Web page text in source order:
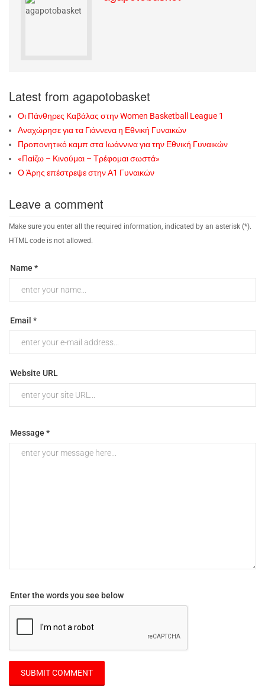
Latest from agapotobasket
Οι Πάνθηρες Καβάλας στην Women Basketball League 1
Αναχώρησε για τα Γιάννενα η Εθνική Γυναικών
Προπονητικό καμπ στα Ιωάννινα για την Εθνική Γυναικών
«Παίζω – Κινούμαι – Τρέφομαι σωστά»
Ο Άρης επέστρεψε στην Α1 Γυναικών
Leave a comment
Make sure you enter all the required information, indicated by an asterisk (*).
HTML code is not allowed.
Name *
Email *
Website URL
Message *
Enter the words you see below